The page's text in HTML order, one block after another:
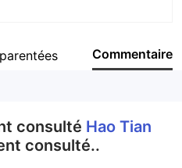
Commentaire
consulté Hao Tian
consulté..